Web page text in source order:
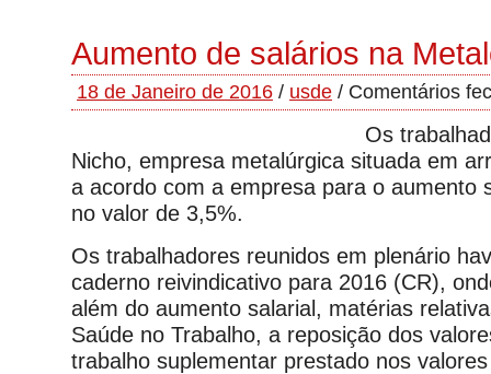
Aumento de salários na
18 de Janeiro de 2016 / usde / Comentários
Os
Nicho, empresa metalúrgica situada em
a acordo com a empresa para o aumento
no valor de 3,5%.
Os trabalhadores reunidos em plenário
caderno reivindicativo para 2016 (CR),
além do aumento salarial, matérias
Saúde no Trabalho, a reposição dos
trabalho suplementar prestado nos